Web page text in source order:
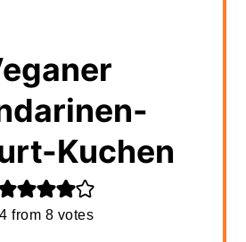
Kuchen
4 from 8 votes